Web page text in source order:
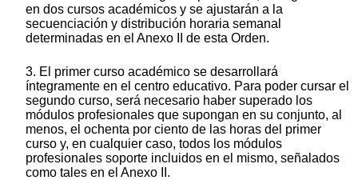
en dos cursos académicos y se ajustarán a la
secuenciación y distribución horaria semanal
determinadas en el Anexo II de esta Orden.
3. El primer curso académico se desarrollará
íntegramente en el centro educativo. Para poder cursar el
segundo curso, será necesario haber superado los
módulos profesionales que supongan en su conjunto, al
menos, el ochenta por ciento de las horas del primer
curso y, en cualquier caso, todos los módulos
profesionales soporte incluidos en el mismo, señalados
como tales en el Anexo II.